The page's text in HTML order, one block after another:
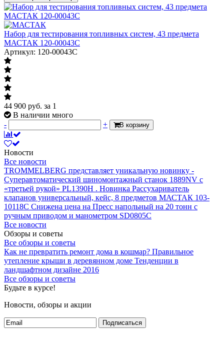
Набор для тестирования топливных систем, 43 предмета
МАСТАК 120-00043C
Артикул: 120-00043C
44 900 руб. за 1
В наличии много
-
+ В корзину
Новости
Все новости
TROMMELBERG представляет уникальную новинку -
Суперавтоматический шиномонтажный станок 1889NV с
«третьей рукой» PL1390H . Новинка Рассухариватель
клапанов универсальный, кейс, 8 предметов МАСТАК 103-
10118C Снижена цена на Пресс напольный на 20 тонн с
ручным приводом и манометром SD0805C
Все новости
Обзоры и советы
Все обзоры и советы
Как не превратить ремонт дома в кошмар? Правильное
утепление крыши в деревянном доме Тенденции в
ландшафтном дизайне 2016
Все обзоры и советы
Будьте в курсе!
Новости, обзоры и акции
Подписаться